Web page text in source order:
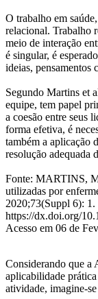
O trabalho em
relacional. Trabalho
meio de interação
é singular, é
ideias, pensamentos
Segundo Martins et
equipe, tem papel
a coesão entre seus
forma efetiva, é
também a aplicação
resolução adequada
Fonte: MARTINS,
utilizadas por
2020;73(Suppl 6):
https://dx.doi.org/
Acesso em 06 de
Considerando que
aplicabilidade
atividade, imagine-